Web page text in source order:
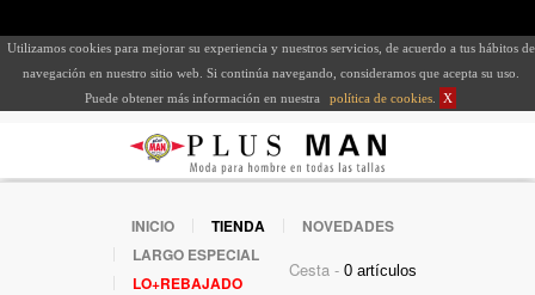
Utilizamos cookies para mejorar su experiencia y nuestros servicios, de acuerdo a tus hábitos de
navegación en nuestro sitio web. Si continúa navegando, consideramos que acepta su uso.
Puede obtener más información en nuestra
política de cookies X
INICIO TIENDA
NOVEDADES
LARGO ESPECIAL
LO+REBAJADO
Cesta -